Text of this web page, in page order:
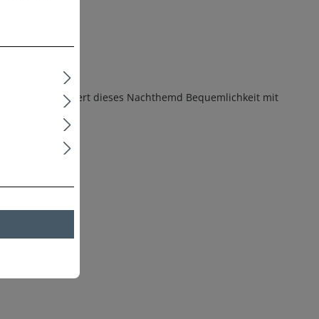
kombiniert dieses Nachthemd Bequemlichkeit mit